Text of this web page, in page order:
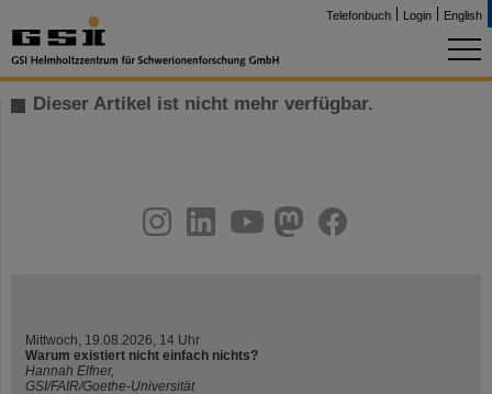
Telefonbuch Login English
Dieser Artikel ist nicht mehr verfügbar.
youtube
helmholtz.social
facebook
Mittwoch, 19.08.2026, 14 Uhr
Warum existiert nicht einfach nichts?
Hannah Elfner,
GSI/FAIR/Goethe-Universität